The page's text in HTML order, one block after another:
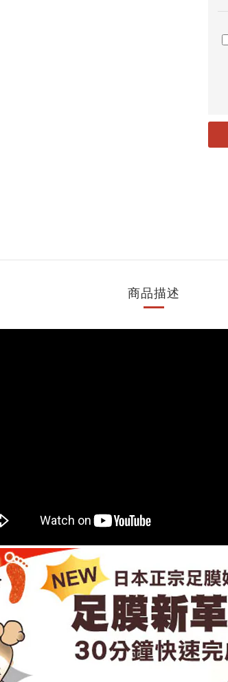
商品描述